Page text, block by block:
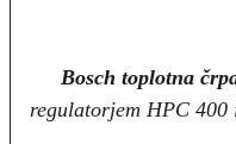
Bosch toplotna
regulatorjem HPC